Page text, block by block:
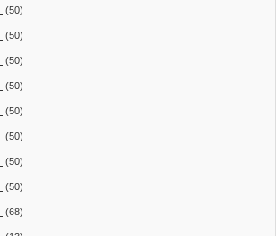
(50)
(50)
(50)
(50)
(50)
(50)
(50)
(50)
(68)